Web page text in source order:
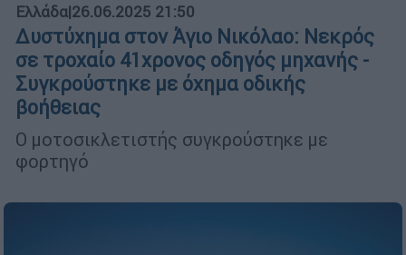
Ελλάδα|26.06.2025 21:50
Δυστύχημα στον Άγιο Νικόλαο: Νεκρός
σε τροχαίο 41χρονος οδηγός μηχανής -
Συγκρούστηκε με όχημα οδικής
βοήθειας
Ο μοτοσικλετιστής συγκρούστηκε με
φορτηγό